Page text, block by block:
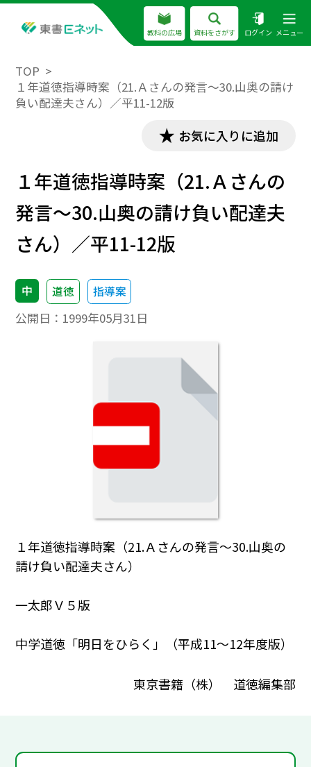
教科の広場 資料をさがす ログイン メニュー
TOP
１年道徳指導時案（21.Ａさんの発言～30.山奥の請け
負い配達夫さん）／平11-12版
お気に入りに追加
１年道徳指導時案（21.Ａさんの
発言～30.山奥の請け負い配達夫
さん）／平11-12版
中 道徳 指導案
公開日： 1999年05月31日
１年道徳指導時案（21.Ａさんの発言～30.山奥の
請け負い配達夫さん）
一太郎Ｖ５版
中学道徳「明日をひらく」（平成11～12年度版）
東京書籍（株） 道徳編集部